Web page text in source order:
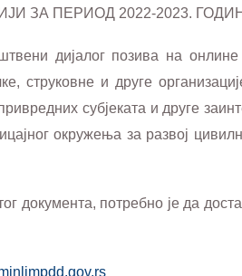
ЗА ПЕРИОД 2022-2023.
дијалог позива на онлине
струковне и друге
субјеката и друге
окружења за развој
документа, потребно је да